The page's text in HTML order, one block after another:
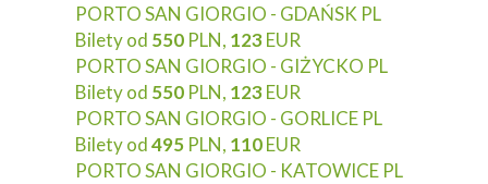
PORTO SAN GIORGIO - GDAŃSK PL
Bilety od 550 PLN, 123EUR
PORTO SAN GIORGIO - GIŻYCKO PL
Bilety od 550 PLN, 123EUR
PORTO SAN GIORGIO - GORLICE PL
Bilety od495 PLN, 110EUR
PORTO SAN GIORGIO - KATOWICE PL